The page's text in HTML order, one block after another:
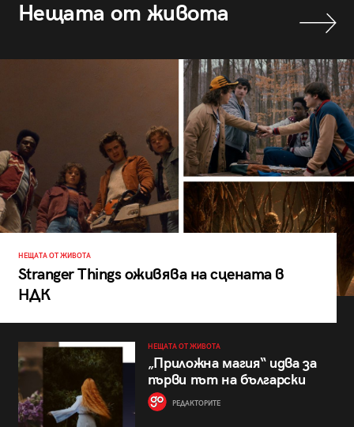
Нещата от живота
НЕЩАТА ОТ ЖИВОТА
Stranger Things оживява на сцената в
НДК
НЕЩАТА ОТ ЖИВОТА
„Приложна магия“ идва за
първи път на български
РЕДАКТОРИТЕ